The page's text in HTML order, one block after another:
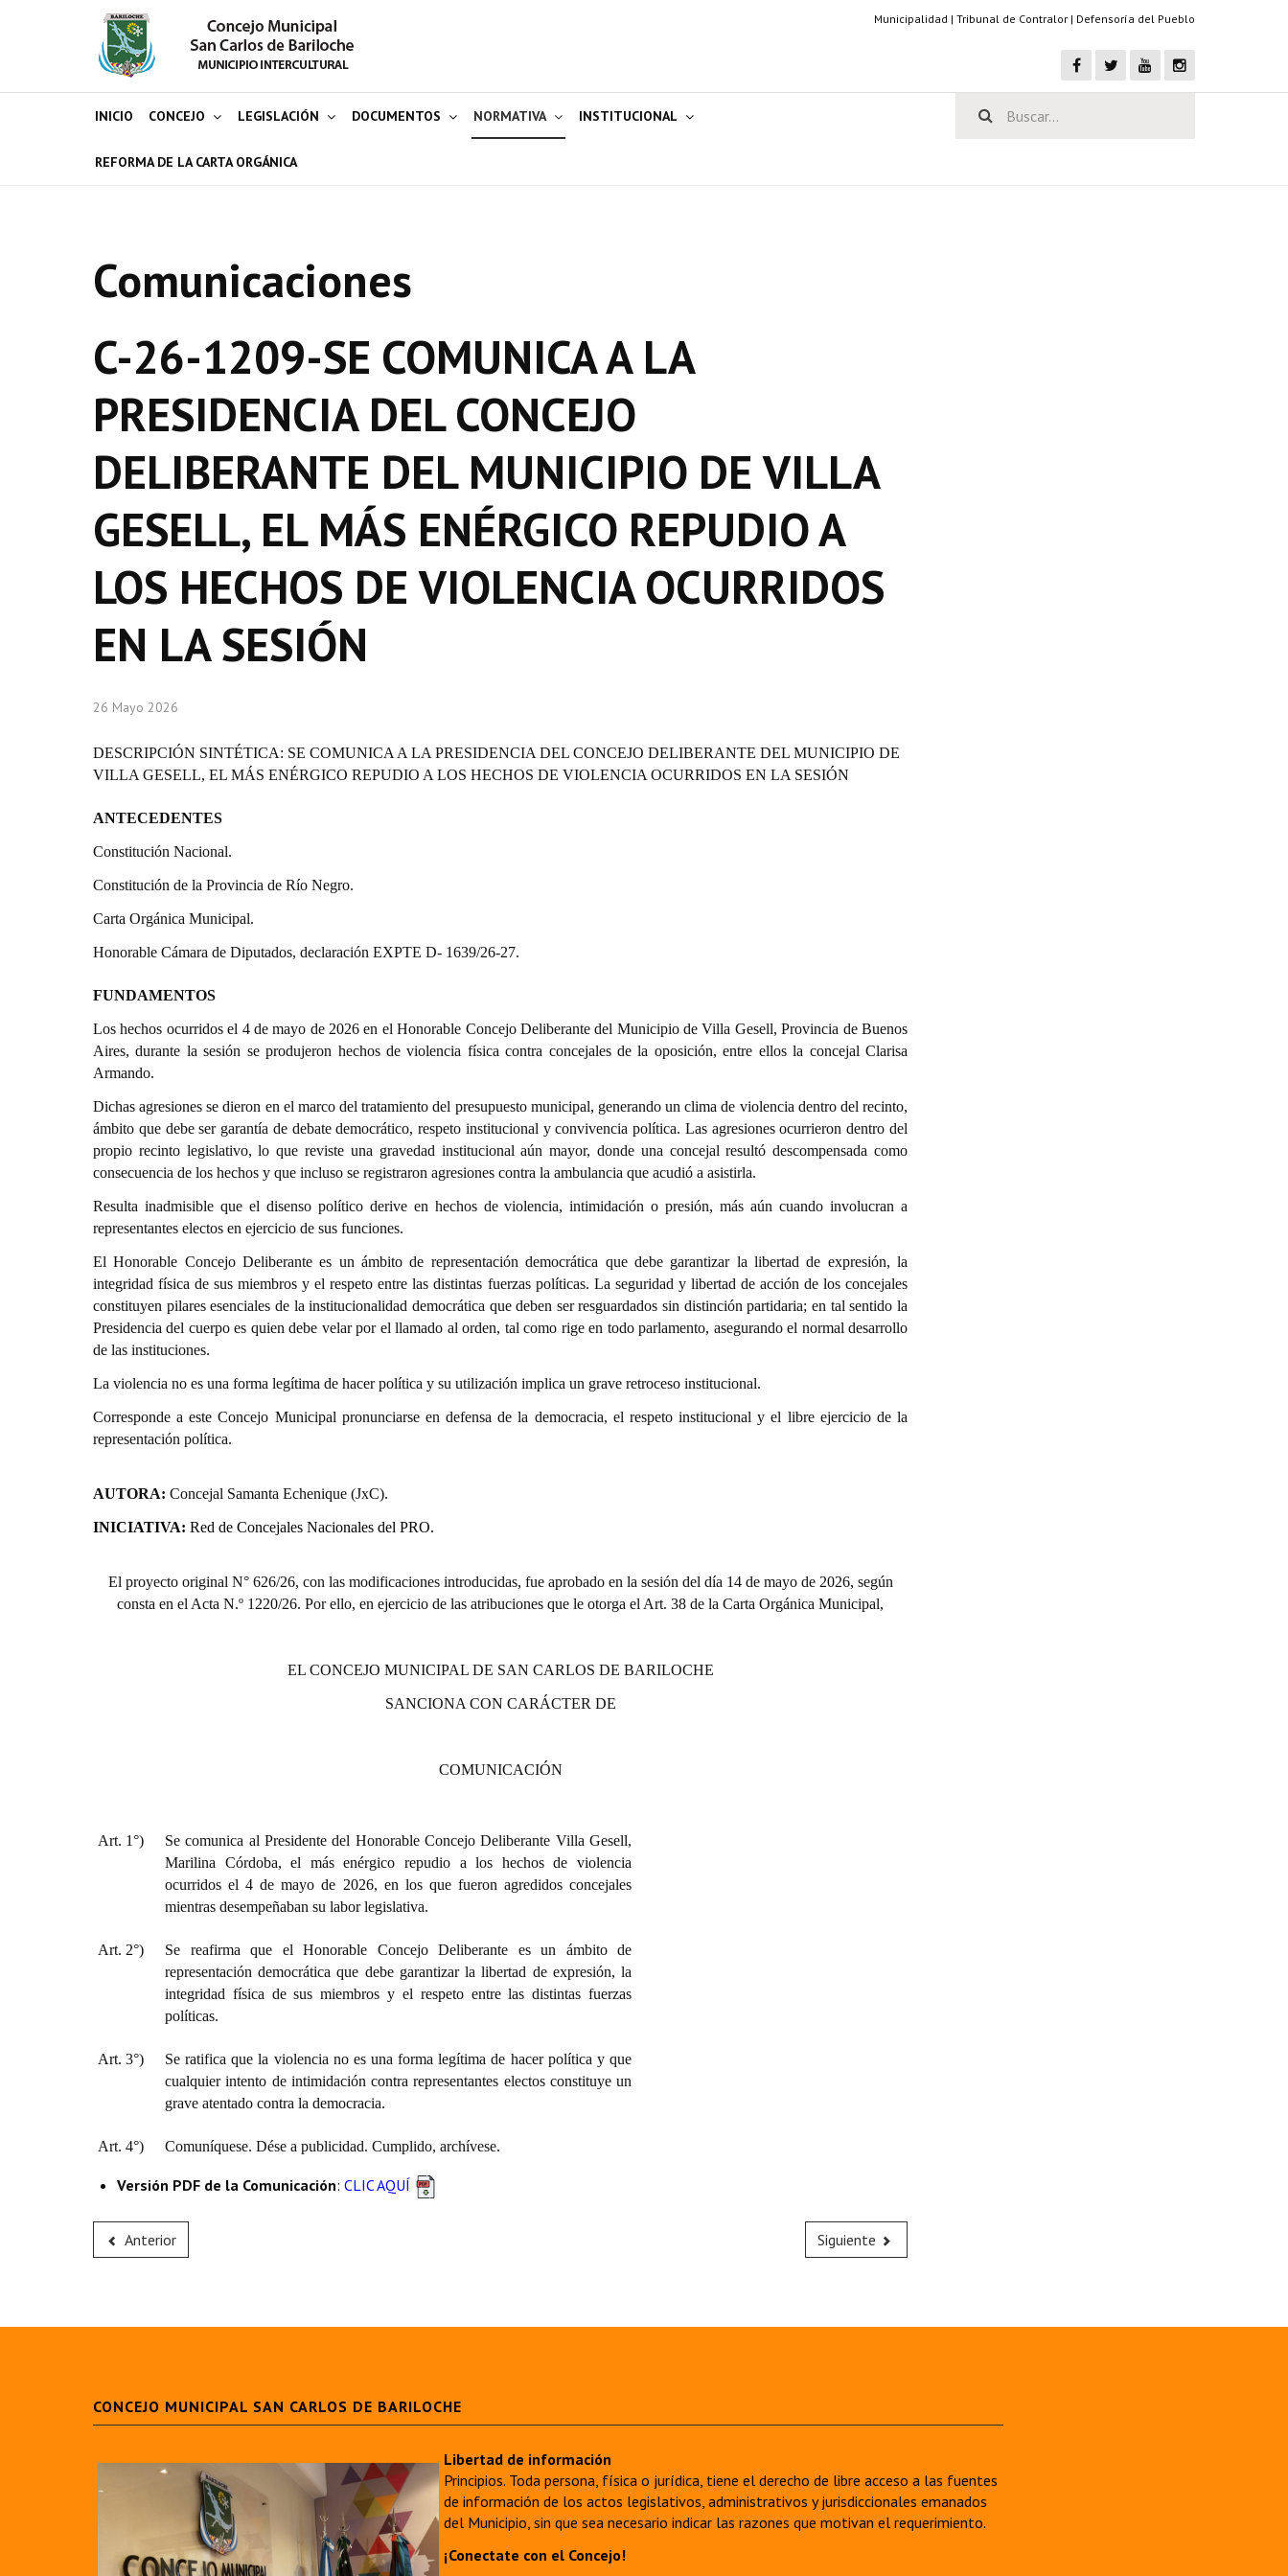
Municipalidad | Tribunal de Contralor | Defensoría del Pueblo
INICIO CONCEJO LEGISLACIÓN DOCUMENTOS NORMATIVA INSTITUCIONAL
REFORMA DE LA CARTA ORGÁNICA
Comunicaciones
C-26-1209-SE COMUNICA A LA
PRESIDENCIA DEL CONCEJO
DELIBERANTE DEL MUNICIPIO DE VILLA
GESELL, EL MÁS ENÉRGICO REPUDIO A
LOS HECHOS DE VIOLENCIA OCURRIDOS
EN LA SESIÓN
26 Mayo 2026
DESCRIPCIÓN SINTÉTICA: SE COMUNICA A LA PRESIDENCIA DEL CONCEJO DELIBERANTE DEL MUNICIPIO DE
VILLA GESELL, EL MÁS ENÉRGICO REPUDIO A LOS HECHOS DE VIOLENCIA OCURRIDOS EN LA SESIÓN
ANTECEDENTES
Constitución Nacional.
Constitución de la Provincia de Río Negro.
Carta Orgánica Municipal.
Honorable Cámara de Diputados, declaración EXPTE D- 1639/26-27.
FUNDAMENTOS
Los hechos ocurridos el 4 de mayo de 2026 en el Honorable Concejo Deliberante del Municipio de Villa Gesell, Provincia de Buenos
Aires, durante la sesión se produjeron hechos de violencia física contra concejales de la oposición, entre ellos la concejal Clarisa
Armando.
Dichas agresiones se dieron en el marco del tratamiento del presupuesto municipal, generando un clima de violencia dentro del recinto,
ámbito que debe ser garantía de debate democrático, respeto institucional y convivencia política. Las agresiones ocurrieron dentro del
propio recinto legislativo, lo que reviste una gravedad institucional aún mayor, donde una concejal resultó descompensada como
consecuencia de los hechos y que incluso se registraron agresiones contra la ambulancia que acudió a asistirla.
Resulta inadmisible que el disenso político derive en hechos de violencia, intimidación o presión, más aún cuando involucran a
representantes electos en ejercicio de sus funciones.
El Honorable Concejo Deliberante es un ámbito de representación democrática que debe garantizar la libertad de expresión, la
integridad física de sus miembros y el respeto entre las distintas fuerzas políticas. La seguridad y libertad de acción de los concejales
constituyen pilares esenciales de la institucionalidad democrática que deben ser resguardados sin distinción partidaria; en tal sentido la
Presidencia del cuerpo es quien debe velar por el llamado al orden, tal como rige en todo parlamento, asegurando el normal desarrollo
de las instituciones.
La violencia no es una forma legítima de hacer política y su utilización implica un grave retroceso institucional.
Corresponde a este Concejo Municipal pronunciarse en defensa de la democracia, el respeto institucional y el libre ejercicio de la
representación política.
AUTORA: Concejal Samanta Echenique (JxC).
INICIATIVA: Red de Concejales Nacionales del PRO.
El proyecto original N° 626/26, con las modificaciones introducidas, fue aprobado en la sesión del día 14 de mayo de 2026, según
consta en el Acta N.º 1220/26. Por ello, en ejercicio de las atribuciones que le otorga el Art. 38 de la Carta Orgánica Municipal,
EL CONCEJO MUNICIPAL DE SAN CARLOS DE BARILOCHE
SANCIONA CON CARÁCTER DE
COMUNICACIÓN
Art. 1°)
Se comunica al Presidente del Honorable Concejo Deliberante Villa Gesell,
Marilina Córdoba, el más enérgico repudio a los hechos de violencia
ocurridos el 4 de mayo de 2026, en los que fueron agredidos concejales
mientras desempeñaban su labor legislativa.
Art. 2°)
Se reafirma que el Honorable Concejo Deliberante es un ámbito de
representación democrática que debe garantizar la libertad de expresión, la
integridad física de sus miembros y el respeto entre las distintas fuerzas
políticas.
Art. 3°)
Se ratifica que la violencia no es una forma legítima de hacer política y que
cualquier intento de intimidación contra representantes electos constituye un
grave atentado contra la democracia.
Art. 4°) Comuníquese. Dése a publicidad. Cumplido, archívese.
Versión PDF de la Comunicación: CLIC AQUÍ
Anterior Siguiente
CONCEJO MUNICIPAL SAN CARLOS DE BARILOCHE
Libertad de información
Principios. Toda persona, física o jurídica, tiene el derecho de libre acceso a las fuentes
de información de los actos legislativos, administrativos y jurisdiccionales emanados
del Municipio, sin que sea necesario indicar las razones que motivan el requerimiento.
¡Conectate con el Concejo!